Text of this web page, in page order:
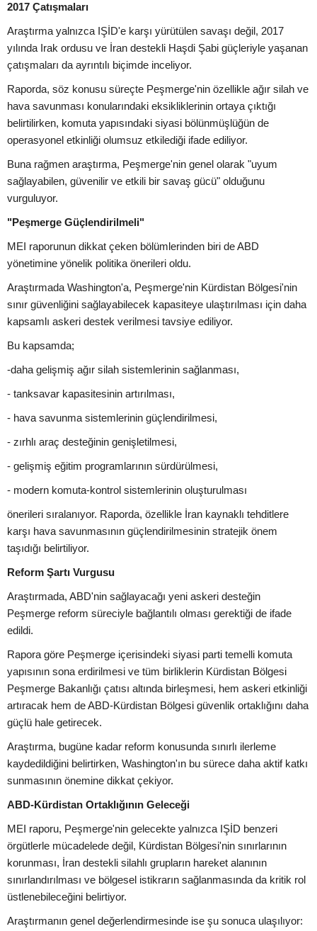
2017 Çatışmaları
Araştırma yalnızca IŞİD'e karşı yürütülen savaşı değil, 2017
yılında Irak ordusu ve İran destekli Haşdi Şabi güçleriyle yaşanan
çatışmaları da ayrıntılı biçimde inceliyor.
Raporda, söz konusu süreçte Peşmerge'nin özellikle ağır silah ve
hava savunması konularındaki eksikliklerinin ortaya çıktığı
belirtilirken, komuta yapısındaki siyasi bölünmüşlüğün de
operasyonel etkinliği olumsuz etkilediği ifade ediliyor.
Buna rağmen araştırma, Peşmerge'nin genel olarak "uyum
sağlayabilen, güvenilir ve etkili bir savaş gücü" olduğunu
vurguluyor.
"Peşmerge Güçlendirilmeli"
MEI raporunun dikkat çeken bölümlerinden biri de ABD
yönetimine yönelik politika önerileri oldu.
Araştırmada Washington'a, Peşmerge'nin Kürdistan Bölgesi'nin
sınır güvenliğini sağlayabilecek kapasiteye ulaştırılması için daha
kapsamlı askeri destek verilmesi tavsiye ediliyor.
Bu kapsamda;
-daha gelişmiş ağır silah sistemlerinin sağlanması,
- tanksavar kapasitesinin artırılması,
- hava savunma sistemlerinin güçlendirilmesi,
- zırhlı araç desteğinin genişletilmesi,
- gelişmiş eğitim programlarının sürdürülmesi,
- modern komuta-kontrol sistemlerinin oluşturulması
önerileri sıralanıyor. Raporda, özellikle İran kaynaklı tehditlere
karşı hava savunmasının güçlendirilmesinin stratejik önem
taşıdığı belirtiliyor.
Reform Şartı Vurgusu
Araştırmada, ABD'nin sağlayacağı yeni askeri desteğin
Peşmerge reform süreciyle bağlantılı olması gerektiği de ifade
edildi.
Rapora göre Peşmerge içerisindeki siyasi parti temelli komuta
yapısının sona erdirilmesi ve tüm birliklerin Kürdistan Bölgesi
Peşmerge Bakanlığı çatısı altında birleşmesi, hem askeri etkinliği
artıracak hem de ABD-Kürdistan Bölgesi güvenlik ortaklığını daha
güçlü hale getirecek.
Araştırma, bugüne kadar reform konusunda sınırlı ilerleme
kaydedildiğini belirtirken, Washington'ın bu sürece daha aktif katkı
sunmasının önemine dikkat çekiyor.
ABD-Kürdistan Ortaklığının Geleceği
MEI raporu, Peşmerge'nin gelecekte yalnızca IŞİD benzeri
örgütlerle mücadelede değil, Kürdistan Bölgesi'nin sınırlarının
korunması, İran destekli silahlı grupların hareket alanının
sınırlandırılması ve bölgesel istikrarın sağlanmasında da kritik rol
üstlenebileceğini belirtiyor.
Araştırmanın genel değerlendirmesinde ise şu sonuca ulaşılıyor: